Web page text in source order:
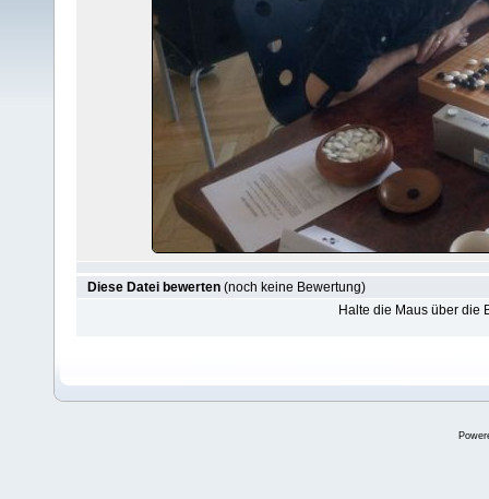
Diese Datei bewerten (noch keine Bewertung)
Halte die Maus über die